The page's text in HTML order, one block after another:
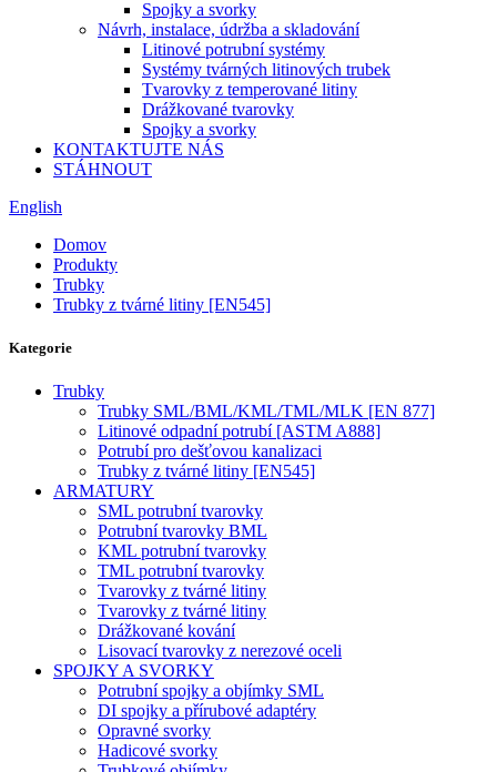
Spojky a svorky
Návrh, instalace, údržba a skladování
Litinové potrubní systémy
Systémy tvárných litinových trubek
Tvarovky z temperované litiny
Drážkované tvarovky
Spojky a svorky
KONTAKTUJTE NÁS
STÁHNOUT
English
Domov
Produkty
Trubky
Trubky z tvárné litiny [EN545]
Kategorie
Trubky
Trubky SML/BML/KML/TML/MLK [EN 877]
Litinové odpadní potrubí [ASTM A888]
Potrubí pro dešťovou kanalizaci
Trubky z tvárné litiny [EN545]
ARMATURY
SML potrubní tvarovky
Potrubní tvarovky BML
KML potrubní tvarovky
TML potrubní tvarovky
Tvarovky z tvárné litiny
Tvarovky z tvárné litiny
Drážkované kování
Lisovací tvarovky z nerezové oceli
SPOJKY A SVORKY
Potrubní spojky a objímky SML
DI spojky a přírubové adaptéry
Opravné svorky
Hadicové svorky